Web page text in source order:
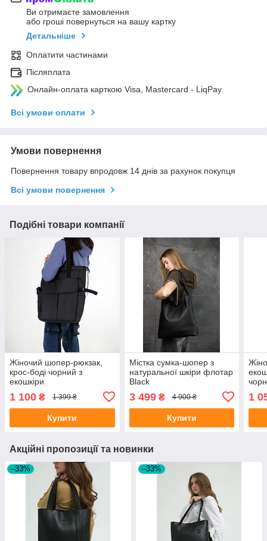
Ви отримаєте замовлення
або гроші повернуться на вашу картку
Детальніше
Оплатити частинами
Післяплата
Онлайн-оплата карткою Visa, Mastercard - LiqPay
Всі умови оплати
Умови повернення
Повернення товару впродовж 14 днів за рахунок покупця
Всі умови повернення
Подібні товари компанії
Жіночий шопер-рюкзак,
крос-боді чорний з
екошкіри
1 100 ₴ 1 399 ₴
Купити
Містка сумка-шопер з
натуральної шкіри флотар
Black
3 499₴ 4 900 ₴
Купити
1
Акційні пропозиції та новинки
–33% –33%